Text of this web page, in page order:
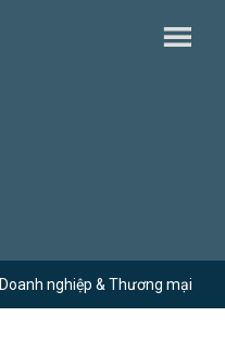
Doanh nghiệp & Thương mại